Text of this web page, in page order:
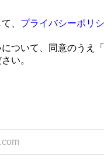
、 プライバシーポリ
ついて、同意のうえ
い。